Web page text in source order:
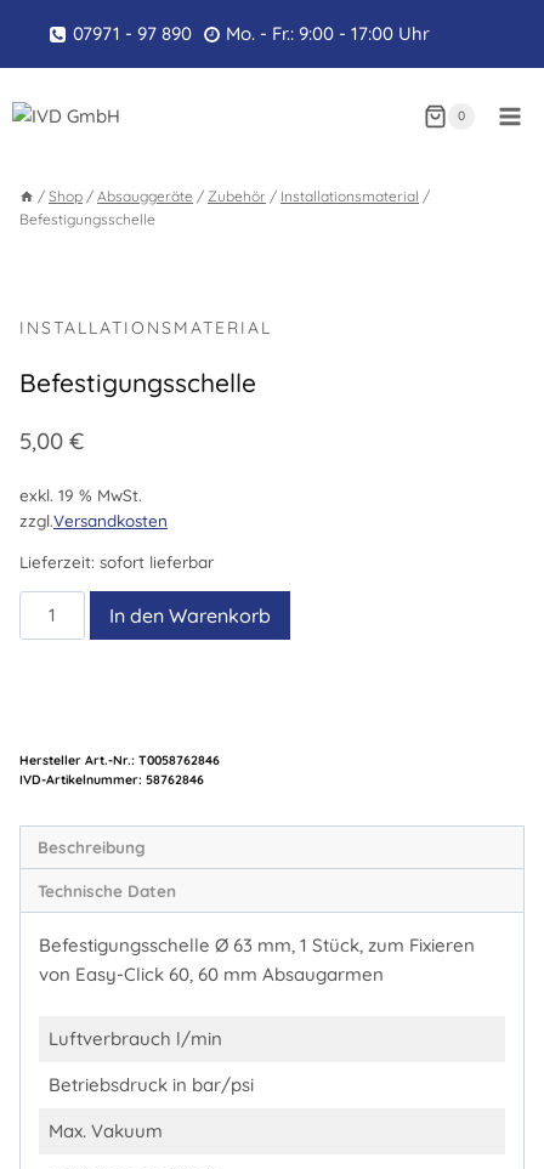
springen
07971 - 97 890 Mo. - Fr.: 9:00 - 17:00 Uhr
0
/ Shop / Absauggeräte / Zubehör / Installationsmaterial /
Befestigungsschelle
INSTALLATIONSMATERIAL
Befestigungsschelle
5,00 €
exkl. 19 % MwSt.
zzgl.Versandkosten
Lieferzeit: sofort lieferbar
Befestigungsschelle
Menge
In den Warenkorb
Hersteller Art.-Nr.: T0058762846
Artikelnummer: 58762846
Beschreibung
Technische Daten
Befestigungsschelle Ø 63 mm, 1 Stück, zum Fixieren
von Easy-Click 60, 60 mm Absaugarmen
Luftverbrauch l/min
Betriebsdruck in bar/psi
Max. Vakuum